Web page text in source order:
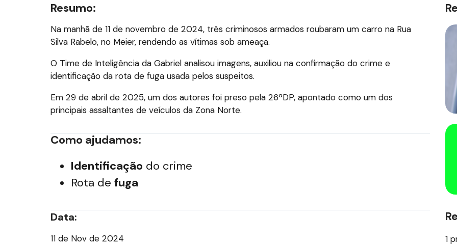
Resumo:
Na manhã de 11 de novembro de 2024, três criminosos armados roubaram um carro na Rua
Silva Rabelo, no Meier, rendendo as vítimas sob ameaça.
O Time de Inteligência da Gabriel analisou imagens, auxiliou na confirmação do crime e
identificação da rota de fuga usada pelos suspeitos.
Em 29 de abril de 2025, um dos autores foi preso pela 26ªDP, apontado como um dos
principais assaltantes de veículos da Zona Norte.
Como ajudamos:
Identificação do crime
Rota de fuga
Data:
11 de Nov de 2024 1